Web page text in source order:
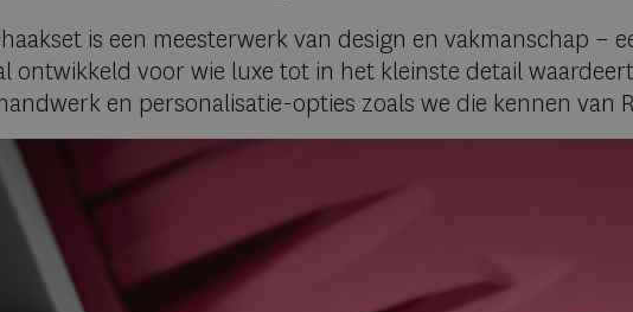
is een meesterwerk van design en vakmanschap
ontwikkeld voor wie luxe tot in het kleinste detail
en personalisatie-opties zoals we die kennen van